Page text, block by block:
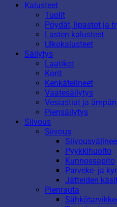
Kalusteet
Tuolit
Pöydät, lipastot ja
Lasten kalusteet
Ulkokalusteet
Säilytys
Laatikot
Korit
Kenkätelineet
Vaatesäilytys
Vesiastiat ja
Piensäilytys
Siivous
Siivous
Pyykkihuolto
Kunnossapito
Parveke- ja
Jätteiden
Pienrauta